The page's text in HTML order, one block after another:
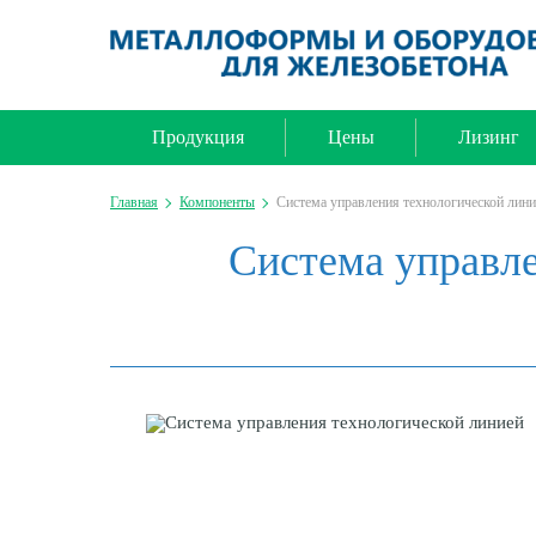
Продукция Цены Лизинг
Главная Компоненты Система управления технологической
Система